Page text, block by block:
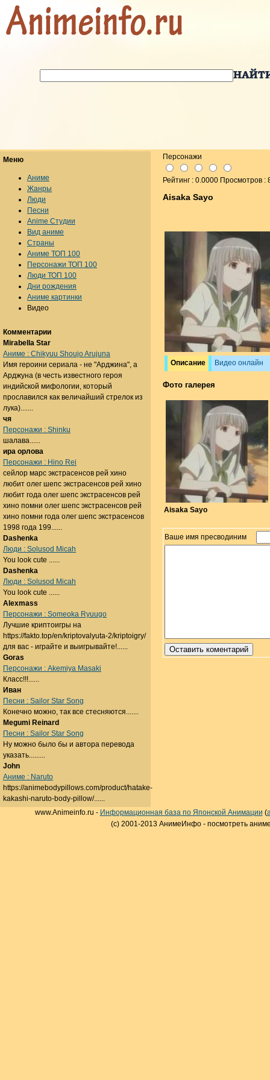
Персонажи
Рейтинг : 0.0000 Просмотров :
Aisaka Sayo
Описание Видео онлайн
Фото галерея
Aisaka Sayo
Ваше имя пресводиним
Меню
Аниме
Жанры
Люди
Песни
Anime Студии
Вид аниме
Страны
Аниме ТОП 100
Персонажи ТОП 100
Люди ТОП 100
Дни рождения
Аниме картинки
Видео
Комментарии
Mirabella Star
Аниме : Chikyuu Shoujo Arujuna
Имя героини сериала - не "Арджина", а
Арджуна (в честь известного героя
индийской мифологии, который
прославился как величайший стрелок из
лука).......
чя
Персонажи : Shinku
шалава......
ира орлова
Персонажи : Hino Rei
сейлор марс экстрасенсов рей хино
любит олег шепс экстрасенсов рей хино
любит года олег шепс экстрасенсов рей
хино помни олег шепс экстрасенсов рей
хино помни года олег шепс экстрасенсов
1998 года 199......
Dashenka
Люди : Solusod Micah
You look cute ......
Dashenka
Люди : Solusod Micah
You look cute ......
Alexmass
Персонажи : Someoka Ryuugo
Лучшие криптоигры на
https://fakto.top/en/kriptovalyuta-2/kriptoigry/
для вас - играйте и выигрывайте!......
Goras
Персонажи : Akemiya Masaki
Класс!!!......
Иван
Песни : Sailor Star Song
Конечно можно, так все стесняются.......
Megumi Reinard
Песни : Sailor Star Song
Ну можно было бы и автора перевода
указать.........
John
Аниме : Naruto
https://animebodypillows.com/product/hatake-
kakashi-naruto-body-pillow/......
www.Animeinfo.ru - Информационная база по Японской Анимации (
(c) 2001-2013 АнимеИнфо - посмотреть